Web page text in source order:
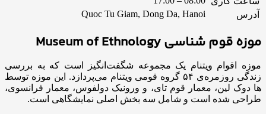
آدرس
Quoc Tu Giam, Dong Da, Hanoi
موزه قوم شناسیMuseum of Ethnology
موزه اقوام ویتنام یک مجموعه شگفت‌انگیز است که به بررسی
زندگی روزمره‌ی ۵۴ گروه قومی ویتنام می‌پردازد. این موزه توسط
ها دوک لین، معمار قوم تای، و ورونیک دولفوس، معمار فرانسوی،
طراحی شده است و شامل سه بخش اصلی نمایشگاهی است.